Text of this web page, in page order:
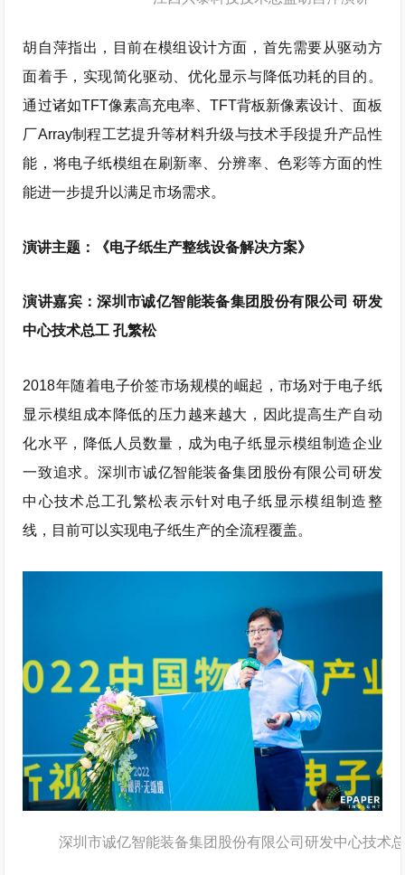
胡自萍指出，目前在模组设计方面，首先需要从驱动方
面着手，实现简化驱动、优化显示与降低功耗的目的。
通过诸如TFT像素高充电率、TFT背板新像素设计、面板
厂Array制程工艺提升等材料升级与技术手段提升产品性
能，将电子纸模组在刷新率、分辨率、色彩等方面的性
能进一步提升以满足市场需求。
演讲主题：《电子纸生产整线设备解决方案》
演讲嘉宾：深圳市诚亿智能装备集团股份有限公司 研发
中心技术总工 孔繁松
2018年随着电子价签市场规模的崛起，市场对于电子纸
显示模组成本降低的压力越来越大，因此提高生产自动
化水平，降低人员数量，成为电子纸显示模组制造企业
一致追求。深圳市诚亿智能装备集团股份有限公司研发
中心技术总工孔繁松表示针对电子纸显示模组制造整
线，目前可以实现电子纸生产的全流程覆盖。
深圳市诚亿智能装备集团股份有限公司研发中心技术